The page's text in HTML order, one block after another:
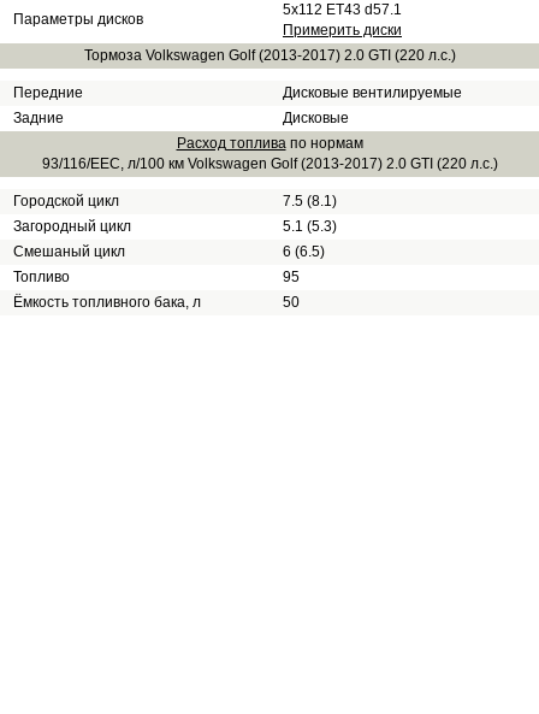
Параметры дисков
5x112 ET43 d57.1
Примерить диски
Тормоза Volkswagen Golf (2013-2017) 2.0 GTI (220 л.с.)
Передние
Дисковые вентилируемые
Задние
Дисковые
Расход топливапо нормам
93/116/EEC, л/100 км Volkswagen Golf (2013-2017) 2.0 GTI (220 л.с.)
Городской цикл
7.5 (8.1)
Загородный цикл
5.1 (5.3)
Смешаный цикл
6 (6.5)
Топливо
95
Ёмкость топливного бака, л
50